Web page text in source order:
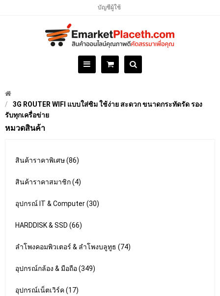
บัญชีผู้ใช้
3G ROUTER WIFI แบบใส่ซิม ใช้ง่าย สะดวก ขนาดกระทัดรัด รอง
รับทุกเครื่อข่าย
หมวดสินค้า
สินค้าราคาพิเศษ (86)
สินค้าราคาสมาชิก (4)
อุปกรณ์ IT & Computer (30)
HARDDISK & SSD (66)
ลำโพงคอมพิวเตอร์ & ลำโพงบลูทูธ (74)
อุปกรณ์กล้อง & มือถือ (349)
อุปกรณ์เน็ตเวิร์ค (17)